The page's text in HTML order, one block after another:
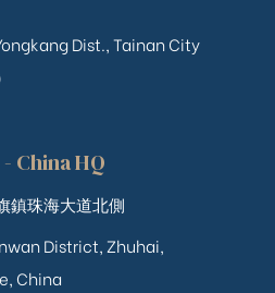
Dist., Tainan City
China HQ
鎮珠海大道北側
District, Zhuhai,
China